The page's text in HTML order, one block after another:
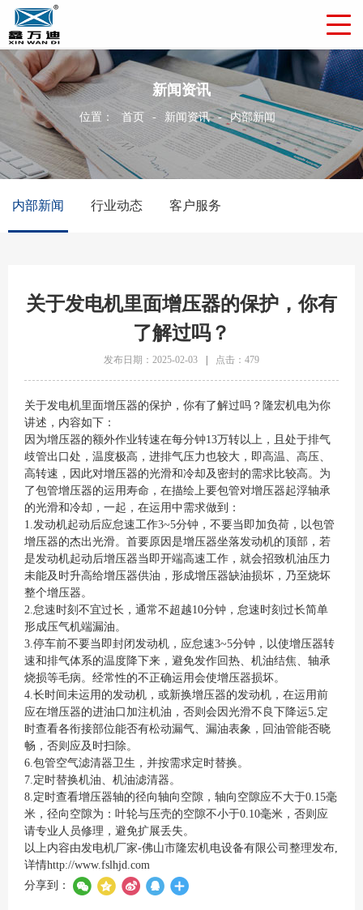
新闻资讯
位置： 首页 - 新闻资讯 - 内部新闻
内部新闻 行业动态 客户服务
关于发电机里面增压器的保护，你有
了解过吗？
发布日期：2025-02-03 点击：479
关于发电机里面增压器的保护，你有了解过吗？隆宏机电为你
讲述，内容如下：
因为增压器的额外作业转速在每分钟13万转以上，且处于排气
歧管出口处，温度极高，进排气压力也较大，即高温、高压、
高转速，因此对增压器的光滑和冷却及密封的需求比较高。为
了包管增压器的运用寿命，在描绘上要包管对增压器起浮轴承
的光滑和冷却，一起，在运用中需求做到：
1.发动机起动后应怠速工作3~5分钟，不要当即加负荷，以包管
增压器的杰出光滑。首要原因是增压器坐落发动机的顶部，若
是发动机起动后增压器当即开端高速工作，就会招致机油压力
未能及时升高给增压器供油，形成增压器缺油损坏，乃至烧坏
整个增压器。
2.怠速时刻不宜过长，通常不超越10分钟，怠速时刻过长简单
形成压气机端漏油。
3.停车前不要当即封闭发动机，应怠速3~5分钟，以使增压器转
速和排气体系的温度降下来，避免发作回热、机油结焦、轴承
烧损等毛病。经常性的不正确运用会使增压器损坏。
4.长时间未运用的发动机，或新换增压器的发动机，在运用前
应在增压器的进油口加注机油，否则会因光滑不良下降运5.定
时查看各衔接部位能否有松动漏气、漏油表象，回油管能否晓
畅，否则应及时扫除。
6.包管空气滤清器卫生，并按需求定时替换。
7.定时替换机油、机油滤清器。
8.定时查看增压器轴的径向轴向空隙，轴向空隙应不大于0.15毫
米，径向空隙为：叶轮与压壳的空隙不小于0.10毫米，否则应
请专业人员修理，避免扩展丢失。
以上内容由发电机厂家-佛山市隆宏机电设备有限公司整理发布,
详情http://www.fslhjd.com
分享到：